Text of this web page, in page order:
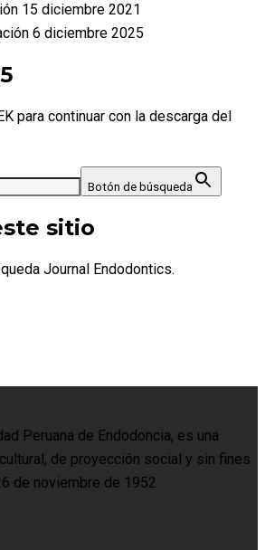
15 diciembre 2021
6 diciembre 2025
para continuar con la descarga del
Botón de búsqueda
sitio
Journal Endodontics.
Peruana de Endodoncia, es una
de proyección social y sin fines
de noviembre de 1952